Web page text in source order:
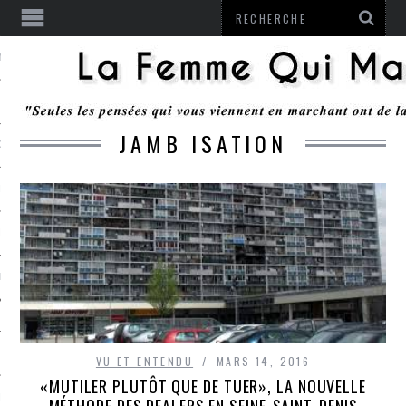
RESTER
MONROZIER
JAMB ISATION
VU ET ENTENDU MARS 14, 2016
«MUTILER PLUTÔT QUE DE TUER», LA NOUVELLE